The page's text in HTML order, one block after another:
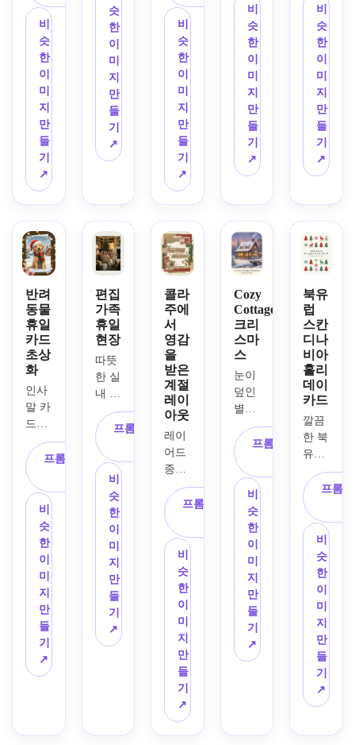
팔레
트가
있는
미니
멀리
스트
럭셔
리 홀
리데
이 카
드 디
자인,
구성
을 구
성하
는 섬
세한
겨울
단풍,
세련
된 세
리프
타이
포그
래피
영역,
미묘
한 종
이 질
감,
균형
잡힌
네거
티브
공간,
따뜻
한 프
리미
엄 문
구 분
위기,
비
슷
한
이
미
지
만
들
기
↗
은 장
식품
과 악
센트,
세련
된 고
급 레
이아
극적
말 텍
스트
를 위
한 깨
끗한
여백,
광택
이 나
는 금
속 질
감,
고급
스러
운 계
절 분
위기,
스튜
디오
마감
디테
세련
된 분
위기,
고해
상도
슷
한
이
미
지
만
들
기
↗
홀리
베리,
부드
러운
눈 터
치의
무성
한 크
리스
마스
화환
을 특
징으
로 하
는 손
으로
그린
수채
화 홀
리데
이 카
드 일
러스
트레
이션,
통풍
이 잘
되는
흰색
배경,
부드
러운
솔 질
감,
신선
한 식
물 디
테일,
차분
한 축
제 분
위기,
부드
러운
비
슷
한
이
미
지
만
들
기
↗
울 마
을 풍
부드
럽게
내리
빛나
는 별
장 창
소나
무,
따뜻
한 랜
턴
빛,
몽환
적인
저녁
하늘,
겹겹
이 쌓
인 붓
놀이,
평화
로운
계절
분위
동화
책의
매력,
카드
텍스
트를
위한
균형
잡힌
비
슷
한
이
미
지
만
들
기
↗
은 형
태,
광택
있는
소재,
밝은
빨간
색,
녹색
및 크
림색
팔레
트,
선물
상자
와 겨
울 액
세서
리,
장난
스러
운 조
명,
기발
한 가
족 친
화적
인 분
위기,
세련
된 디
지털
렌더
링,
깔끔
한 레
이아
웃,
생생
한 고
해상
도 계
비
슷
한
이
미
지
만
들
기
↗
반려
동물
휴일
카드
초상
화
인사
말 카
드를
위한
사랑
스러
운 휴
일 반
려동
물 초
상화,
니트
스카
프와
산타
모자
를 쓴
푹신
프롬프트 복
비
슷
한
이
미
지
만
들
기
↗
편집
가족
휴일
현장
따뜻
한 실
내 조
아늑
한 스
웨터,
세련
된 축
제 장
부드
러운
필름
같은
색상
등급,
자연
프롬프트 복
비
슷
한
이
미
지
만
들
기
↗
콜라
주에
서
영감
을
받은
계절
레이
아웃
레이
어드
종이
질감,
축제
스탬
프,
손으
로 쓴
악센
트,
계절
아이
콘,
스크
랩북
에서
영감
을 받
프롬프트 복
비
슷
한
이
미
지
만
들
기
↗
Cozy
Cottagecore
크리
스마
스
눈이
덮인
별장,
따뜻
하게
빛나
는 창
문,
소나
무 화
랜턴
조명,
질감
있는
강설,
소박
한 겨
프롬프트 복
비
슷
한
이
미
지
만
들
기
↗
북유
럽
스칸
디나
비아
홀리
데이
카드
깔끔
한 북
유럽
겨울
모티
브,
단순
한 빨
간색,
흰색,
소나
무 녹
색 팔
레트,
기하
학적
균형,
최소
장식
프롬
비
슷
한
이
미
지
만
들
기
↗